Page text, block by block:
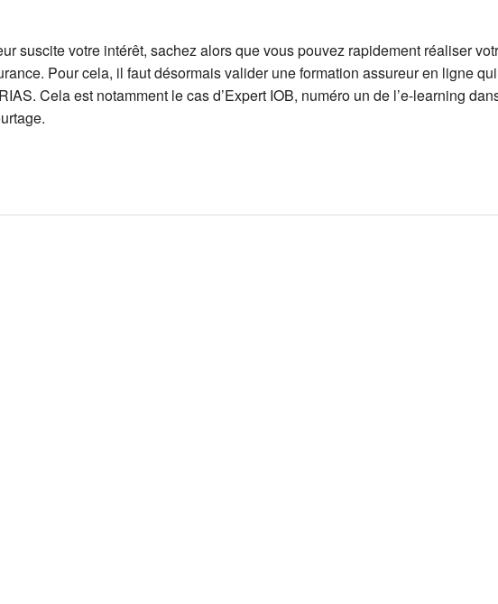
suscite votre intérêt, sachez alors que vous pouvez rapidement réaliser
Pour cela, il faut désormais valider une formation assureur en ligne
Cela est notamment le cas d’Expert IOB, numéro un de l’e-learning